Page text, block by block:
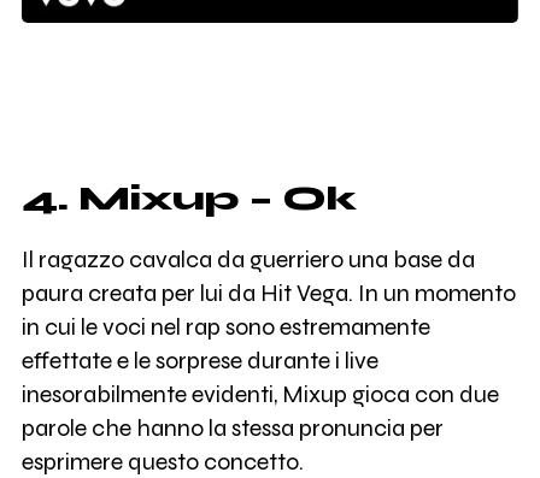
4. Mixup – Ok
Il ragazzo cavalca da guerriero una base da
paura creata per lui da Hit Vega. In un momento
in cui le voci nel rap sono estremamente
effettate e le sorprese durante i live
inesorabilmente evidenti, Mixup gioca con due
parole che hanno la stessa pronuncia per
esprimere questo concetto.